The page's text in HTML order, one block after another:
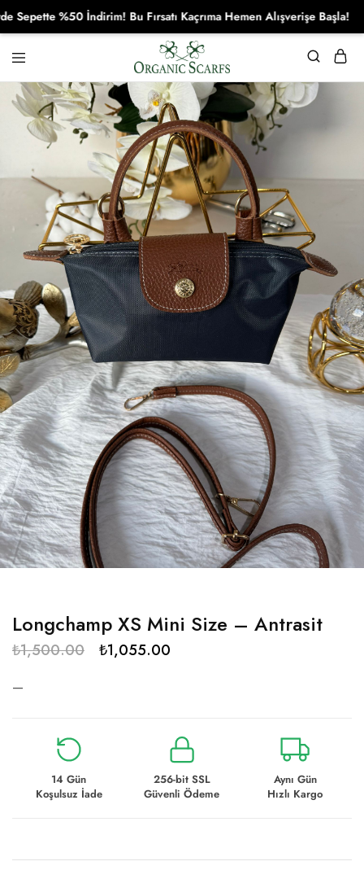
Organikscarf
Longchamp XS Mini Size – Antrasit
₺1,500.00 ₺1,055.00
—
14 Gün
Koşulsuz İade
256-bit SSL
Güvenli Ödeme
Aynı Gün
Hızlı Kargo
%50 İndirim! Bu Fırsatı Kaçrıma Hemen Alışverişe Başla!